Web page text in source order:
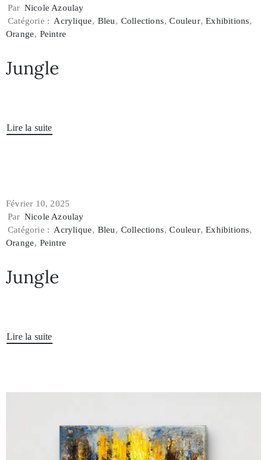
Par Nicole Azoulay
Catégorie : Acrylique‚ Bleu‚ Collections‚Couleur‚Exhibitions‚
Orange‚ Peintre
Jungle
Lire la suite
Février 10, 2025
Par Nicole Azoulay
Catégorie : Acrylique‚ Bleu‚ Collections‚Couleur‚Exhibitions‚
Orange‚ Peintre
Jungle
Lire la suite